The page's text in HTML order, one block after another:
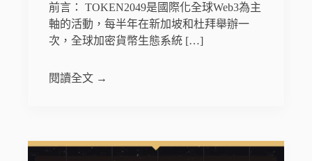
前言： TOKEN2049是國際化全球Web3為主
軸的活動，每半年在新加坡和杜拜舉辦一
次，全球加密貨幣生態系統 […]
閱讀全文 →